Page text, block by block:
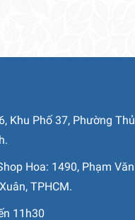
Khu Phố 37, Phường Thủ
Hoa: 1490, Phạm Văn
TPHCM.
11h30